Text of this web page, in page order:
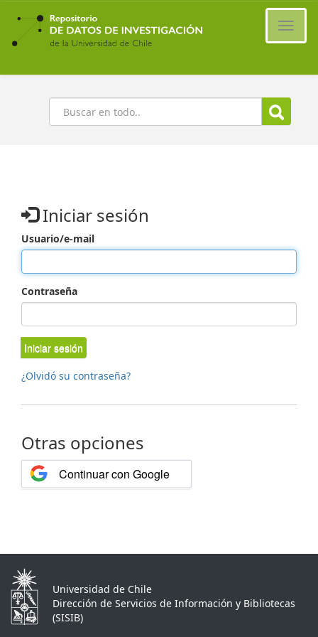
Ir
contenido
principal
Buscar
Iniciar sesión
Usuario/e-mail
Contraseña
Iniciar sesión
¿Olvidó su contraseña?
Otras opciones
Continuar con Google
Universidad de Chile
Dirección de Servicios de Información y Bibliotecas
(SISIB)